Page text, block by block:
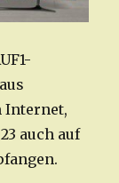
Internet,
auch auf